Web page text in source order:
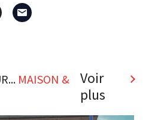
MAISON &
Voir
plus